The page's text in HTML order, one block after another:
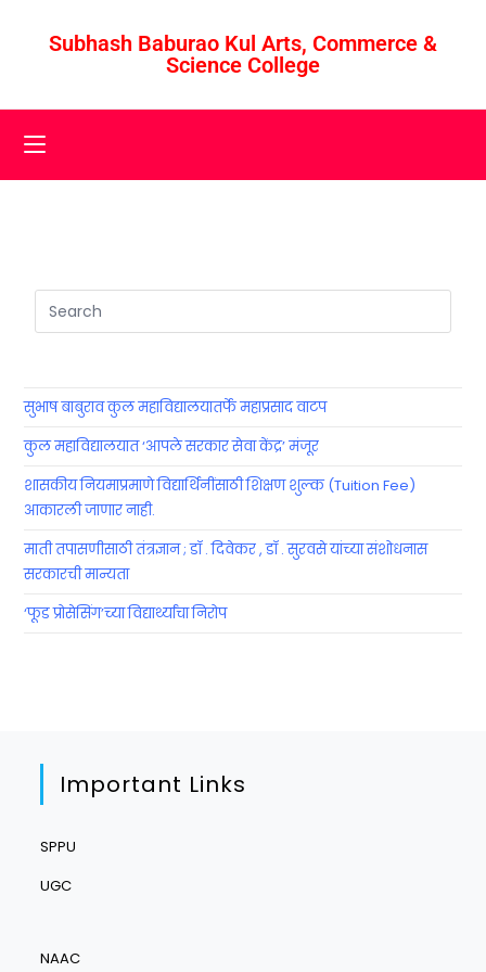
Subhash Baburao Kul Arts, Commerce &
Science College
सुभाष बाबुराव कुल महाविद्यालयातर्फे महाप्रसाद वाटप
कुल महाविद्यालयात ‘आपले सरकार सेवा केंद्र’ मंजूर
शासकीय नियमाप्रमाणे विद्यार्थिनींसाठी शिक्षण शुल्क (Tuition Fee)
आकारली जाणार नाही.
माती तपासणीसाठी तंत्रज्ञान ; डॉ . दिवेकर , डॉ . सुरवसे यांच्या संशोधनास
सरकारची मान्यता
‘फूड प्रोसेसिंग’च्या विद्यार्थ्यांचा निरोप
Important Links
SPPU
UGC
NAAC